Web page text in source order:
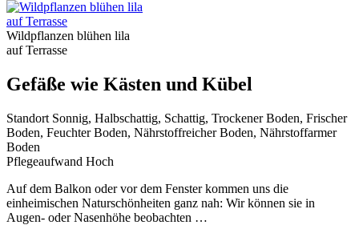
Wildpflanzen blühen lila
auf Terrasse
Gefäße wie Kästen und Kübel
Standort Sonnig, Halbschattig, Schattig, Trockener Boden, Frischer
Boden, Feuchter Boden, Nährstoffreicher Boden, Nährstoffarmer
Boden
Pflegeaufwand Hoch
Auf dem Balkon oder vor dem Fenster kommen uns die
einheimischen Naturschönheiten ganz nah: Wir können sie in
Augen- oder Nasenhöhe beobachten …